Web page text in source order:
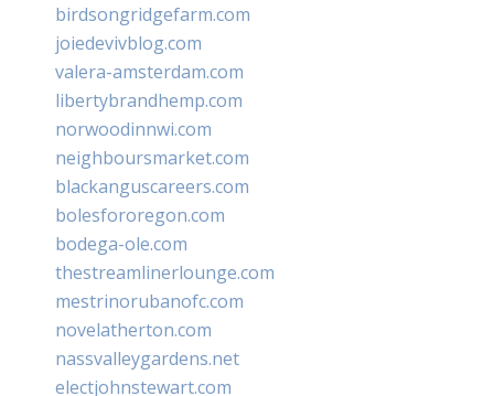
birdsongridgefarm.com
joiedevivblog.com
valera-amsterdam.com
libertybrandhemp.com
norwoodinnwi.com
neighboursmarket.com
blackanguscareers.com
bolesfororegon.com
bodega-ole.com
thestreamlinerlounge.com
mestrinorubanofc.com
novelatherton.com
nassvalleygardens.net
electjohnstewart.com